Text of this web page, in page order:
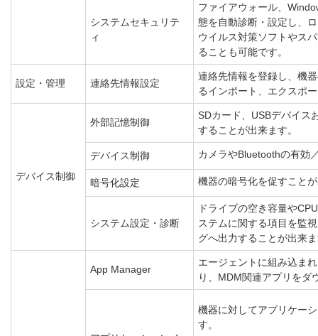
システムセキュリテ
ィ
ファイアウォール、
態を自動診断・設定し、
ウイルス対策ソフトやス
ることも可能です。
設定・管理 連絡先情報設定
連絡先情報を登録し、機
るインポート、エクスポ
デバイス制御
外部記憶制御
SDカード、USBデバイス
することが出来ます。
デバイス制御 カメラやBluetoothの有効
暗号化設定 機器の暗号化を促すこと
システム設定・診断
ドライブの空き容量や
ステムに関する項目を監
グへ出力することが出来
App Manager
エージェントに組み込ま
り、MDM関連アプリをダ
機器に対してアプリケー
す。